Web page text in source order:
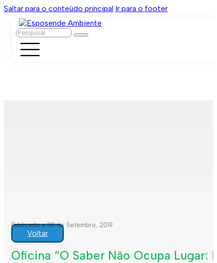
Saltar para o conteúdo principal Ir para o footer
Pesquisar
Publicado a 30 de Setembro, 2019
Voltar
Oficina “O Saber Não Ocupa